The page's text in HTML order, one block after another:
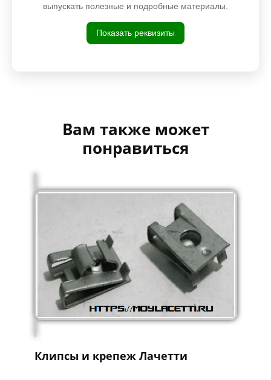
выпускать полезные и подробные материалы.
Показать реквизиты
Вам также может
понравиться
Клипсы и крепеж Лачетти